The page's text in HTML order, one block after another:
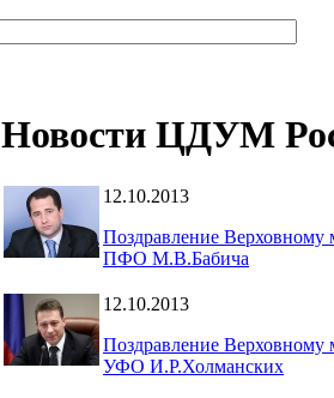
Новости ЦДУМ
12.10.2013
Поздравление
ПФО М.В.Бабича
12.10.2013
Поздравление
УФО И.Р.Холманских